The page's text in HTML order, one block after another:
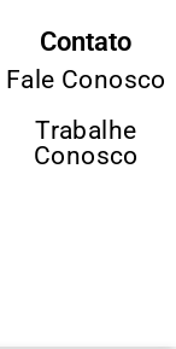
Contato
Fale Conosco
Trabalhe
Conosco